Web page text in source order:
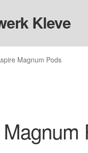
Kleve
Magnum Pods